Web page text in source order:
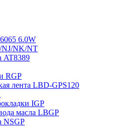
6.0W
NJ/NK/NT
AT8389
RGP
лента LBD-GPS120
IGP
масла LBGP
NSGP